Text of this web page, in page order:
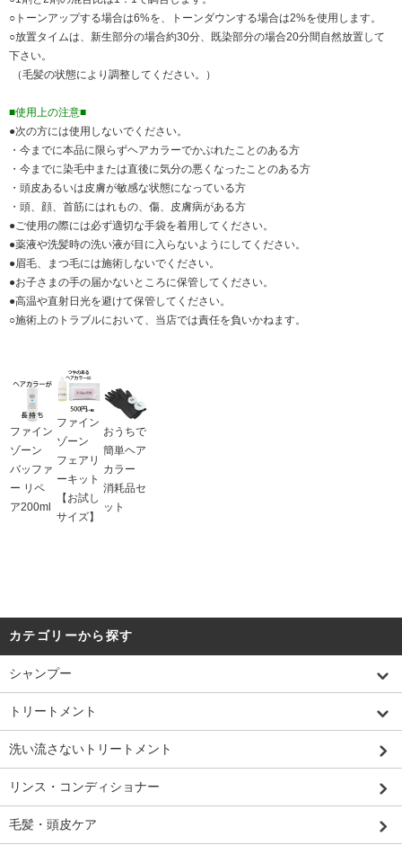
○トーンアップする場合は6%を、トーンダウンする場合は2%を使用します。
○放置タイムは、新生部分の場合約30分、既染部分の場合20分間自然放置して
下さい。
（毛髪の状態により調整してください。）
■使用上の注意■
●次の方には使用しないでください。
・今までに本品に限らずヘアカラーでかぶれたことのある方
・今までに染毛中または直後に気分の悪くなったことのある方
・頭皮あるいは皮膚が敏感な状態になっている方
・頭、顔、首筋にはれもの、傷、皮膚病がある方
●ご使用の際には必ず適切な手袋を着用してください。
●薬液や洗髪時の洗い液が目に入らないようにしてください。
●眉毛、まつ毛には施術しないでください。
●お子さまの手の届かないところに保管してください。
●高温や直射日光を避けて保管してください。
○施術上のトラブルにおいて、当店では責任を負いかねます。
ファイン
ゾーン
バッファ
ー リペ
ア200ml
ファイン
ゾーン
フェアリ
ーキット
【お試し
サイズ】
おうちで
簡単ヘア
カラー
消耗品セ
ット
カテゴリーから探す
シャンプー
トリートメント
洗い流さないトリートメント
リンス・コンディショナー
毛髪・頭皮ケア